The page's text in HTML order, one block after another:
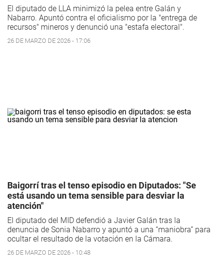
El diputado de LLA minimizó la pelea entre Galán y
Nabarro. Apuntó contra el oficialismo por la "entrega de
recursos" mineros y denunció una "estafa electoral".
26 DE MARZO DE 2026 - 17:06
Baigorrí tras el tenso episodio en Diputados: "Se
está usando un tema sensible para desviar la
atención"
El diputado del MID defendió a Javier Galán tras la
denuncia de Sonia Nabarro y apuntó a una “maniobra” para
ocultar el resultado de la votación en la Cámara.
26 DE MARZO DE 2026 - 10:48